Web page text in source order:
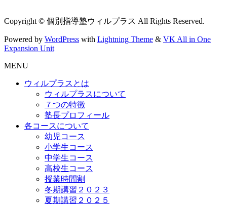
Copyright © 個別指導塾ウィルプラス All Rights Reserved.
Powered by WordPress with Lightning Theme & VK All in One
Expansion Unit
MENU
ウィルプラスとは
ウィルプラスについて
７つの特徴
塾長プロフィール
各コースについて
幼児コース
小学生コース
中学生コース
高校生コース
授業時間割
冬期講習２０２３
夏期講習２０２５